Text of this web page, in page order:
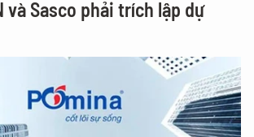
và Sasco phải trích lập dự